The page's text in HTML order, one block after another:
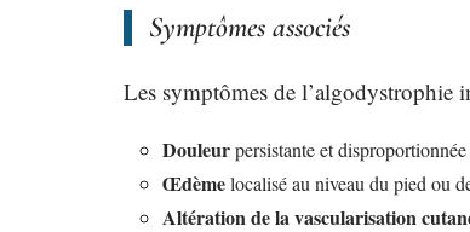
Symptômes associés
Les symptômes de l’algodystrophie
Douleurpersistante et
Œdèmelocalisé au niveau du pied ou
Altération de la vascularisation